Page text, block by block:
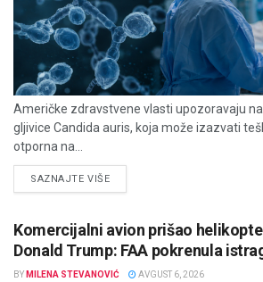
Američke zdravstvene vlasti upozoravaju
gljivice Candida auris, koja može izazvati
otporna na...
SAZNAJTE VIŠEDETAILS
Komercijalni avion prišao
Donald Trump: FAA pokrenula
BY MILENA STEVANOVIĆ AVGUST 6, 2026